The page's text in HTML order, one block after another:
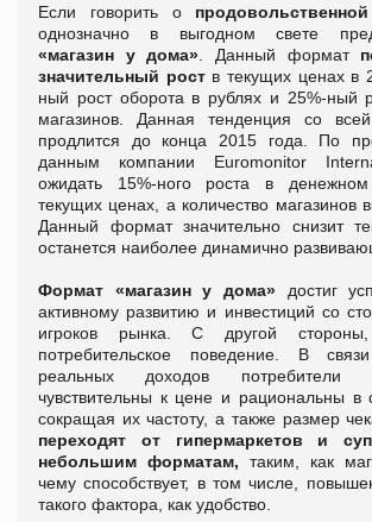
Если говорить о
однозначно в выгодном свете
«магазин у дома» . Данный формат
значительный роств текущих ценах в
ный рост оборота в рублях и 25%-ный
магазинов. Данная тенденция со
продлится до конца 2015 года. По
данным компании Euromonitor
ожидать 15%-ного роста в
текущих ценах, а количество магазинов
Данный формат значительно снизит
останется наиболее динамично
Формат «магазин у дома» достиг
активному развитию и инвестиций со
игроков рынка. С другой
потребительское поведение. В
реальных доходов потребители
чувствительны к цене и рациональны в
сокращая их частоту, а также размер
переходят от гипермаркетов и
небольшим форматам, таким, как
чему способствует, в том числе,
такого фактора, как удобство.